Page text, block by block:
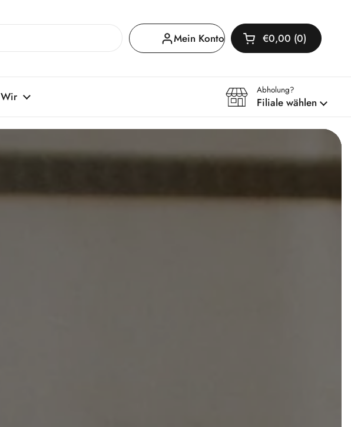
Mein Konto Warenkorb öffnen
Warenkorb
€0,00 0
im Warenkorb
Wir Abholung?
Filiale wählen